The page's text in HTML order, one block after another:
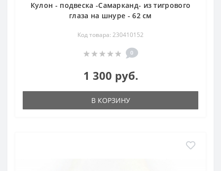
Кулон - подвеска -Самарканд- из тигрового
глаза на шнуре - 62 см
Код товара: 230410152
0
1 300 руб.
В КОРЗИНУ